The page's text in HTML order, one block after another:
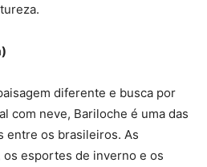
diferente e busca por
com neve, Bariloche é uma das
entre os brasileiros. As
os esportes de inverno e os